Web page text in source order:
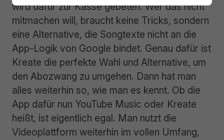
wird dafür zur Kasse gebeten. Wer das nicht
mitmachen will, braucht keine Tricks, sondern
eine Alternative, die Songtexte nicht an die
App-Logik von Google bindet. Genau dafür ist
Kreate die perfekte Wahl und Alternative, um
den Abozwang zu umgehen. Dann hat man
alles weiterhin so, wie man es kennt. Ob die
App dafür nun YouTube Music oder Kreate
heißt, ist eigentlich egal. Man nutzt die
Videoplattform weiterhin im vollen Umfang,